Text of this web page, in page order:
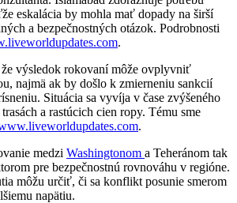
eskalácia by mohla mať dopady na širší
a bezpečnostných otázok. Podrobnosti
.
výsledok rokovaní môže ovplyvniť
najmä ak by došlo k zmierneniu sankcií
Situácia sa vyvíja v čase zvýšeného
a rastúcich cien ropy. Tému sme
.
medzi Washingtonom a Teheránom tak
pre bezpečnostnú rovnováhu v regióne.
môžu určiť, či sa konflikt posunie smerom
napätiu.